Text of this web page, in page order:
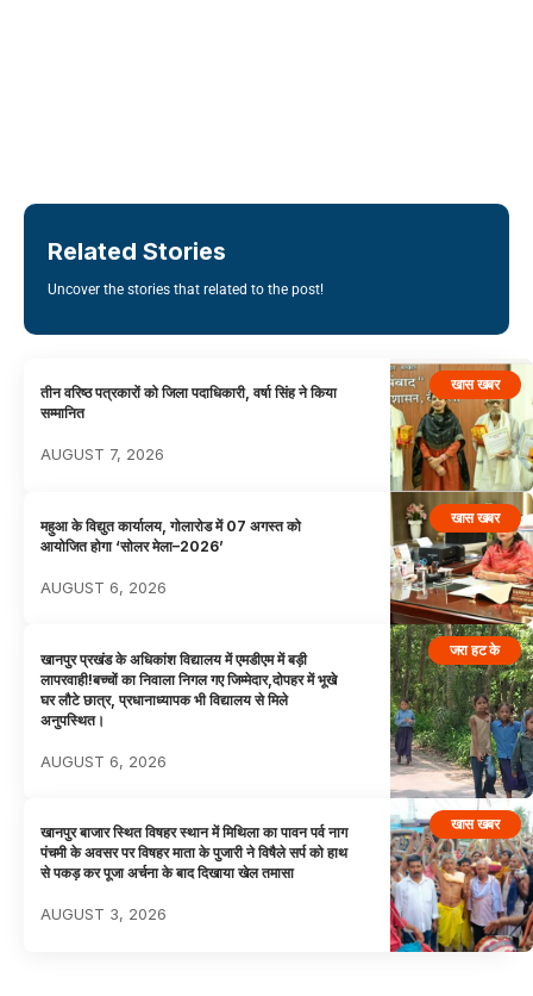
Related Stories
Uncover the stories that related to the post!
खास खबर
तीन वरिष्ठ पत्रकारों को जिला पदाधिकारी, वर्षा सिंह ने किया
सम्मानित
AUGUST 7, 2026
खास खबर
महुआ के विद्युत कार्यालय, गोलारोड में 07 अगस्त को
आयोजित होगा ‘सोलर मेला–2026’
AUGUST 6, 2026
जरा हट के
खानपुर प्रखंड के अधिकांश विद्यालय में एमडीएम में बड़ी
लापरवाही!बच्चों का निवाला निगल गए जिम्मेदार,दोपहर में भूखे
घर लौटे छात्र, प्रधानाध्यापक भी विद्यालय से मिले
अनुपस्थित।
AUGUST 6, 2026
खास खबर
खानपुर बाजार स्थित विषहर स्थान में मिथिला का पावन पर्व नाग
पंचमी के अवसर पर विषहर माता के पुजारी ने विषैले सर्प को हाथ
से पकड़ कर पूजा अर्चना के बाद दिखाया खेल तमासा
AUGUST 3, 2026